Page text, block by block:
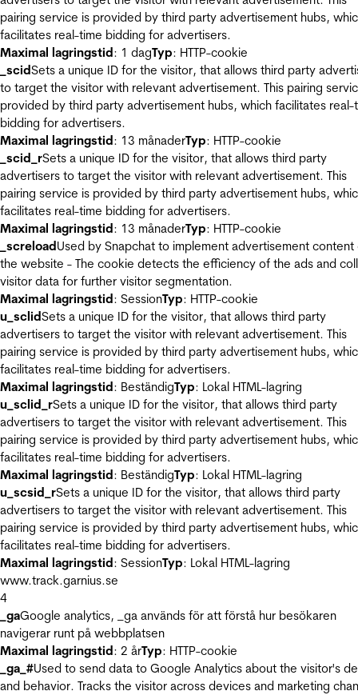
pairing service is provided by third party advertisement hubs,
facilitates real-time bidding for advertisers.
Maximal lagringstid: 1 dagTyp: HTTP-cookie
_scidSets a unique ID for the visitor, that allows third party
to target the visitor with relevant advertisement. This pairing
provided by third party advertisement hubs, which facilitates real-
bidding for advertisers.
Maximal lagringstid: 13 månaderTyp: HTTP-cookie
_scid_rSets a unique ID for the visitor, that allows third party
advertisers to target the visitor with relevant advertisement. This
pairing service is provided by third party advertisement hubs,
facilitates real-time bidding for advertisers.
Maximal lagringstid: 13 månaderTyp: HTTP-cookie
_screloadUsed by Snapchat to implement advertisement content
the website - The cookie detects the efficiency of the ads and
visitor data for further visitor segmentation.
Maximal lagringstid: SessionTyp: HTTP-cookie
u_sclidSets a unique ID for the visitor, that allows third party
advertisers to target the visitor with relevant advertisement. This
pairing service is provided by third party advertisement hubs,
facilitates real-time bidding for advertisers.
Maximal lagringstid: BeständigTyp: Lokal HTML-lagring
u_sclid_rSets a unique ID for the visitor, that allows third party
advertisers to target the visitor with relevant advertisement. This
pairing service is provided by third party advertisement hubs,
facilitates real-time bidding for advertisers.
Maximal lagringstid: BeständigTyp: Lokal HTML-lagring
u_scsid_rSets a unique ID for the visitor, that allows third party
advertisers to target the visitor with relevant advertisement. This
pairing service is provided by third party advertisement hubs,
facilitates real-time bidding for advertisers.
Maximal lagringstid: SessionTyp: Lokal HTML-lagring
www.track.garnius.se
4
_gaGoogle analytics, _ga används för att förstå hur besökaren
navigerar runt på webbplatsen
Maximal lagringstid: 2 årTyp: HTTP-cookie
_ga_#Used to send data to Google Analytics about the visitor's
and behavior. Tracks the visitor across devices and marketing